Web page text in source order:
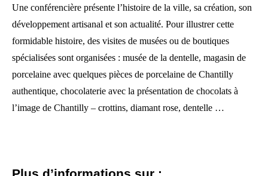
Une conférencière présente l’histoire de la ville, sa création, son
développement artisanal et son actualité. Pour illustrer cette
formidable histoire, des visites de musées ou de boutiques
spécialisées sont organisées : musée de la dentelle, magasin de
porcelaine avec quelques pièces de porcelaine de Chantilly
authentique, chocolaterie avec la présentation de chocolats à
l’image de Chantilly – crottins, diamant rose, dentelle …